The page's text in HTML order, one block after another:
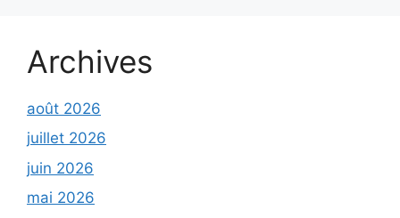
Archives
août 2026
juillet 2026
juin 2026
mai 2026